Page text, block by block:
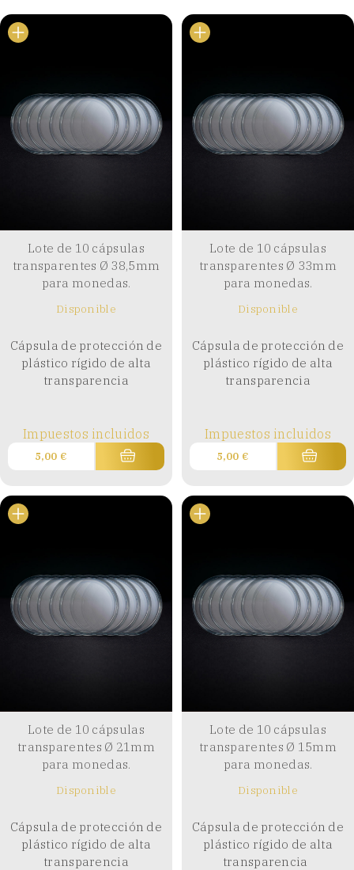
Lote de 10 cápsulas
transparentes Ø 38,5mm
para monedas.
Disponible
Cápsula de protección de
plástico rígido de alta
transparencia
Impuestos incluidos
5,00 €
Lote de 10 cápsulas
transparentes Ø 33mm
para monedas.
Disponible
Cápsula de protección de
plástico rígido de alta
transparencia
Impuestos incluidos
5,00 €
Lote de 10 cápsulas
transparentes Ø 21mm
para monedas.
Disponible
Cápsula de protección de
plástico rígido de alta
transparencia
Lote de 10 cápsulas
transparentes Ø 15mm
para monedas.
Disponible
Cápsula de protección de
plástico rígido de alta
transparencia